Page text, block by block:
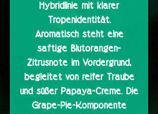
Hybridlinie mit klarer
Tropenidentität.
Aromatisch steht eine
saftige Blutorangen-
Zitrusnote im Vordergrund,
begleitet von reifer Traube
und süßer Papaya-Creme. Die
Grape-Pie-Komponente